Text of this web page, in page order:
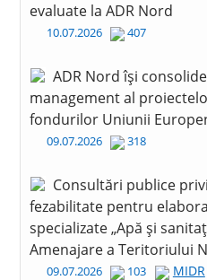
evaluate la ADR Nord
10.07.2026 407
ADR Nord își
management al
fondurilor Uniunii
09.07.2026 318
Consultări publice
fezabilitate pentru
specializate „Apă și
Amenajare a Teritoriului
09.07.2026 103 MIDR